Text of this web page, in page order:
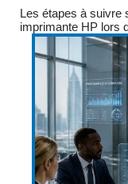
Les étapes à suivre
imprimante HP lors